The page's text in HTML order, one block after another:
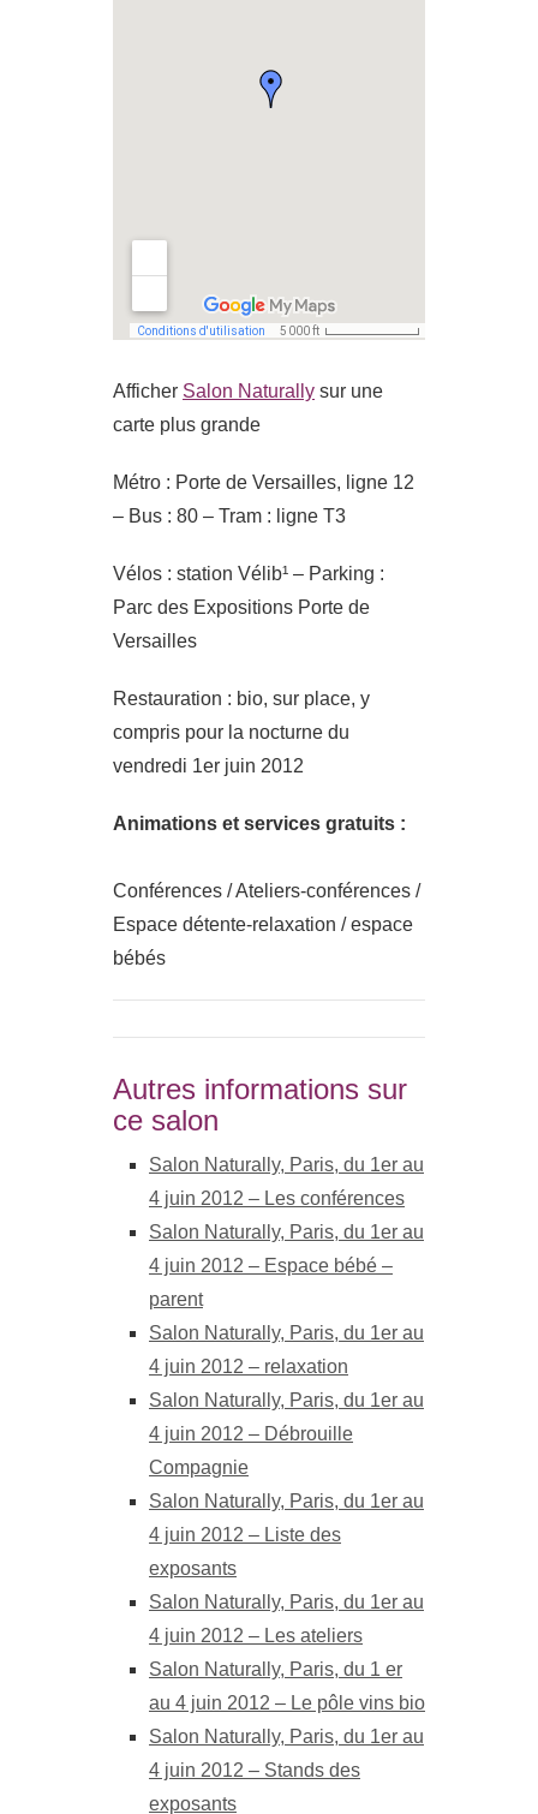
Afficher Salon Naturally sur une
carte plus grande
Métro : Porte de Versailles, ligne 12
– Bus : 80 – Tram : ligne T3
Vélos : station Vélib¹ – Parking :
Parc des Expositions Porte de
Versailles
Restauration : bio, sur place, y
compris pour la nocturne du
vendredi 1er juin 2012
Animations et services gratuits :
Conférences / Ateliers-conférences /
Espace détente-relaxation / espace
bébés
Autres informations sur
ce salon
Salon Naturally, Paris, du 1er au
4 juin 2012 – Les conférences
Salon Naturally, Paris, du 1er au
4 juin 2012 – Espace bébé –
parent
Salon Naturally, Paris, du 1er au
4 juin 2012 – relaxation
Salon Naturally, Paris, du 1er au
4 juin 2012 – Débrouille
Compagnie
Salon Naturally, Paris, du 1er au
4 juin 2012 – Liste des
exposants
Salon Naturally, Paris, du 1er au
4 juin 2012 – Les ateliers
Salon Naturally, Paris, du 1 er
au 4 juin 2012 – Le pôle vins bio
Salon Naturally, Paris, du 1er au
4 juin 2012 – Stands des
exposants